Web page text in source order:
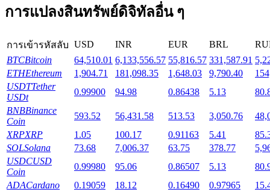
การล็อค BTR
การลงทุนพิเศษสำหรับผู้ถือ BTR
การแปลงสินทรัพย์ดิจิทัลอื่น ๆ
การเข้ารหัสลับ USD INR EUR BRL
BTCBitcoin 64,510.01 6,133,556.57 55,816.57 331,587.91
ETHEthereum 1,904.71 181,098.35 1,648.03 9,790.40
USDTTether
USDt
0.99900 94.98 0.86438 5.13
BNBBinance
Coin
593.52 56,431.58 513.53 3,050.76
XRPXRP 1.05 100.17 0.91163 5.41
SOLSolana 73.68 7,006.37 63.75 378.77
USDCUSD
Coin
0.99980 95.06 0.86507 5.13
ADACardano 0.19059 18.12 0.16490 0.97965